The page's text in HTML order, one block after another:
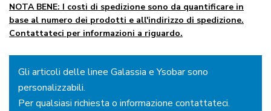
NOTA BENE: I costi di spedizione sono da quantificare in
base al numero dei prodotti e all'indirizzo di spedizione.
Contattateci per informazioni a riguardo.
Gli articoli delle linee Galassia e Ysobar sono
personalizzabili.
Per qualsiasi richiesta o informazione contattateci.